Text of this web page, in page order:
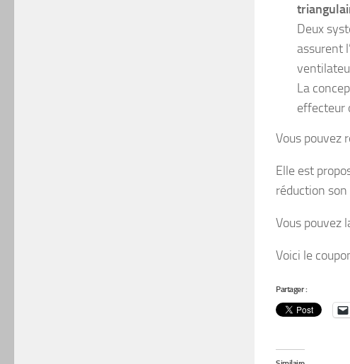
Deux
assurent
La
effecteur
Vous pouvez
Elle est
réduction
Vous pouvez
Voici le
Partager :